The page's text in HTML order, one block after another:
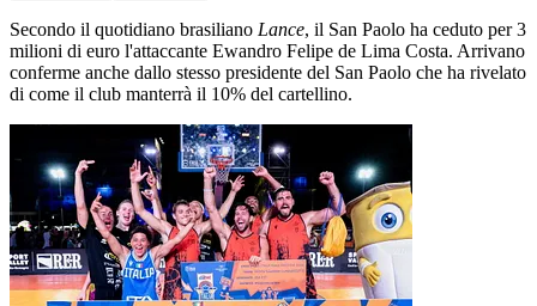
Secondo il quotidiano brasiliano Lance, il San Paolo ha ceduto per 3
milioni di euro l'attaccante Ewandro Felipe de Lima Costa. Arrivano
conferme anche dallo stesso presidente del San Paolo che ha rivelato
di come il club manterrà il 10% del cartellino.